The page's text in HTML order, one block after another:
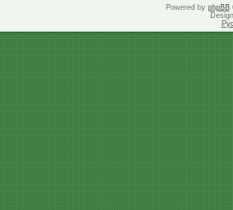
Powered by phpBB